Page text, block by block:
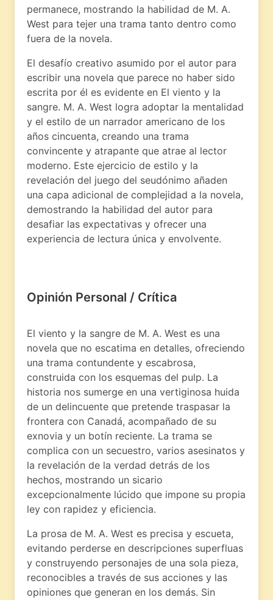
permanece, mostrando la habilidad de M. A.
West para tejer una trama tanto dentro como
fuera de la novela.
El desafío creativo asumido por el autor para
escribir una novela que parece no haber sido
escrita por él es evidente en El viento y la
sangre. M. A. West logra adoptar la mentalidad
y el estilo de un narrador americano de los
años cincuenta, creando una trama
convincente y atrapante que atrae al lector
moderno. Este ejercicio de estilo y la
revelación del juego del seudónimo añaden
una capa adicional de complejidad a la novela,
demostrando la habilidad del autor para
desafiar las expectativas y ofrecer una
experiencia de lectura única y envolvente.
Opinión Personal / Crítica
El viento y la sangre de M. A. West es una
novela que no escatima en detalles, ofreciendo
una trama contundente y escabrosa,
construida con los esquemas del pulp. La
historia nos sumerge en una vertiginosa huida
de un delincuente que pretende traspasar la
frontera con Canadá, acompañado de su
exnovia y un botín reciente. La trama se
complica con un secuestro, varios asesinatos y
la revelación de la verdad detrás de los
hechos, mostrando un sicario
excepcionalmente lúcido que impone su propia
ley con rapidez y eficiencia.
La prosa de M. A. West es precisa y escueta,
evitando perderse en descripciones superfluas
y construyendo personajes de una sola pieza,
reconocibles a través de sus acciones y las
opiniones que generan en los demás. Sin